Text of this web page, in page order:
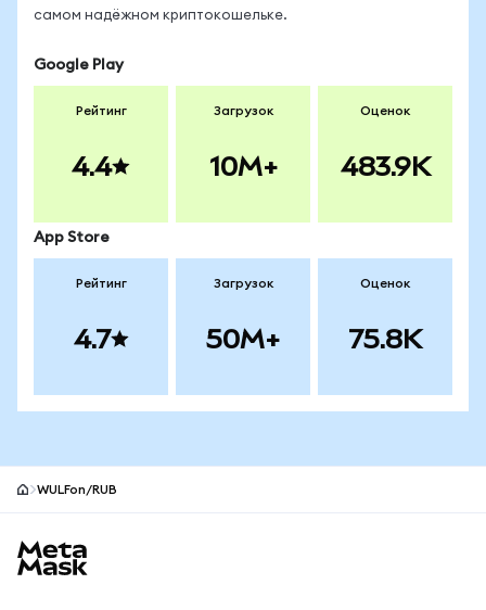
самом надёжном криптокошельке.
Google Play
Рейтинг
4.4
Загрузок
10M+
Оценок
483.9K
App Store
Рейтинг
4.7
Загрузок
50M+
Оценок
75.8K
WULFon/RUB